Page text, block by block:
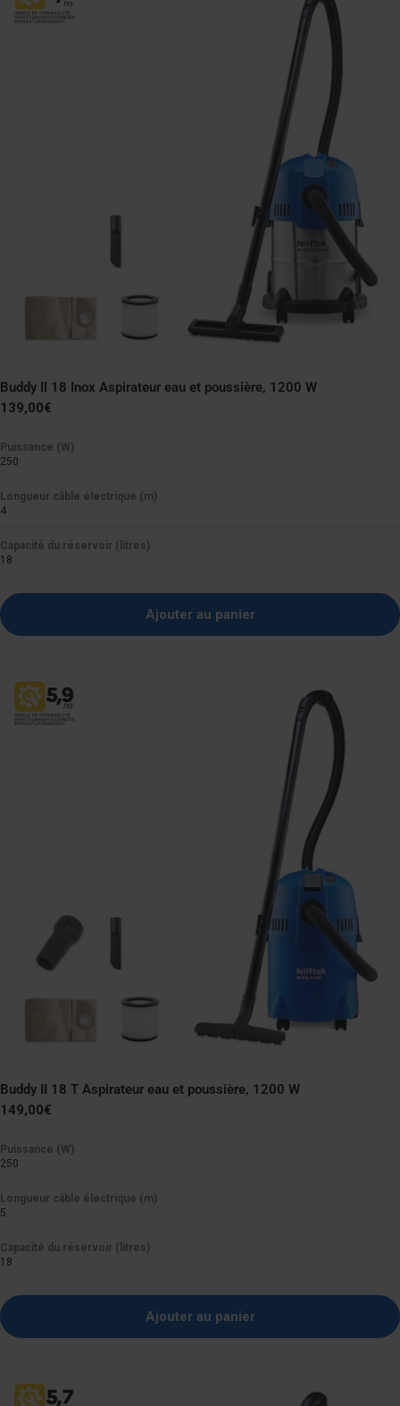
Buddy II 18 Inox Aspirateur eau et poussière, 1200 W
Prix
139,00€
Puissance (W)
250
Longueur câble électrique (m)
4
Capacité du réservoir (litres)
18
Ajouter au panier
Buddy II 18 T Aspirateur eau et poussière, 1200 W
Prix
149,00€
Puissance (W)
250
Longueur câble électrique (m)
5
Capacité du réservoir (litres)
18
Ajouter au panier